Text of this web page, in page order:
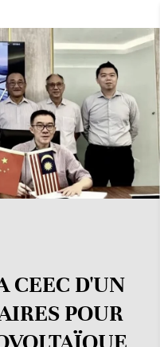
CEEC D'UN
POUR